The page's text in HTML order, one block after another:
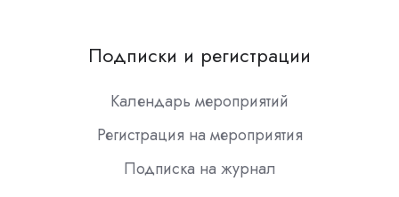
Подписки и регистрации
Календарь мероприятий
Регистрация на мероприятия
Подписка на журнал